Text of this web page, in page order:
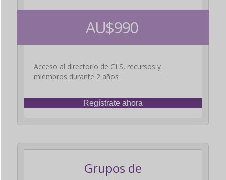
AU$990
Acceso al directorio de CLS, recursos y
miembros durante 2 años
Regístrate ahora
Grupos de